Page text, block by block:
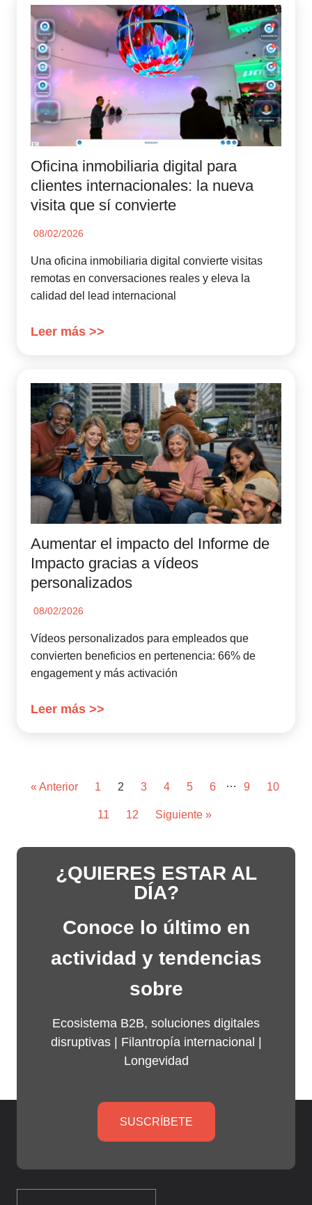
Oficina inmobiliaria digital para
clientes internacionales: la nueva
visita que sí convierte
08/02/2026
Una oficina inmobiliaria digital convierte visitas
remotas en conversaciones reales y eleva la
calidad del lead internacional
Leer más >>
Aumentar el impacto del Informe de
Impacto gracias a vídeos
personalizados
08/02/2026
Vídeos personalizados para empleados que
convierten beneficios en pertenencia: 66% de
engagement y más activación
Leer más >>
« Anterior 1 2 3 4 5 6 … 9 10
11 12 Siguiente »
¿QUIERES ESTAR AL
DÍA?
Conoce lo último en
actividad y tendencias
sobre
Ecosistema B2B, soluciones digitales
disruptivas | Filantropía internacional
Longevidad
SUSCRÍBETE